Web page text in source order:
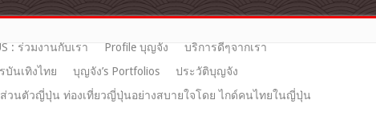
: ร่วมงานกับเรา Profile บุญจัง
บริการดีๆจากเรา
บันเทิงไทย บุญจัง’s Portfolios
ประวัติบุญจัง
วนตัวญี่ปุ่น ท่องเที่ยวญี่ปุ่นอย่างสบายใจโดย ไกด์คนไทยในญี่ปุ่น